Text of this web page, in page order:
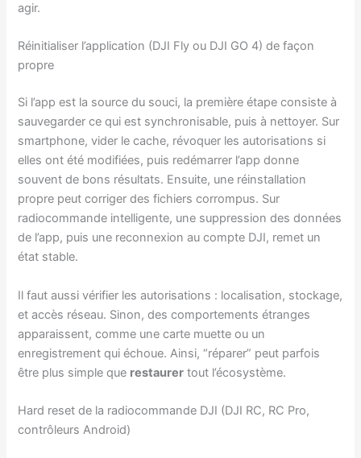
agir.
Réinitialiser l’application (DJI Fly ou DJI GO 4) de façon
propre
Si l’app est la source du souci, la première étape consiste à
sauvegarder ce qui est synchronisable, puis à nettoyer. Sur
smartphone, vider le cache, révoquer les autorisations si
elles ont été modifiées, puis redémarrer l’app donne
souvent de bons résultats. Ensuite, une réinstallation
propre peut corriger des fichiers corrompus. Sur
radiocommande intelligente, une suppression des données
de l’app, puis une reconnexion au compte DJI, remet un
état stable.
Il faut aussi vérifier les autorisations : localisation, stockage,
et accès réseau. Sinon, des comportements étranges
apparaissent, comme une carte muette ou un
enregistrement qui échoue. Ainsi, “réparer” peut parfois
être plus simple que restaurer tout l’écosystème.
Hard reset de la radiocommande DJI (DJI RC, RC Pro,
contrôleurs Android)